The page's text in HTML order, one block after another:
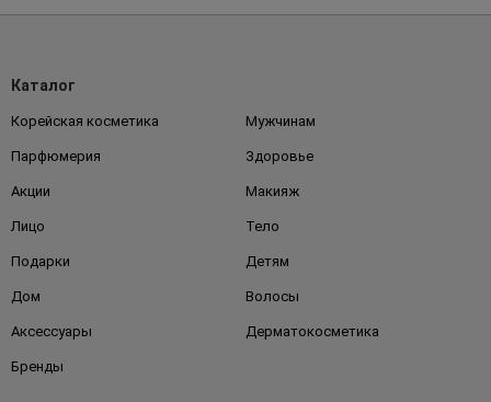
Каталог
Корейская косметика Мужчинам
Парфюмерия Здоровье
Акции Макияж
Лицо Тело
Подарки Детям
Дом Волосы
Аксессуары Дерматокосметика
Бренды